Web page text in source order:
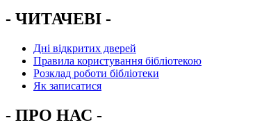
- ЧИТАЧЕВІ -
Дні відкритих дверей
Правила користування бібліотекою
Розклад роботи бібліотеки
Як записатися
- ПРО НАС -